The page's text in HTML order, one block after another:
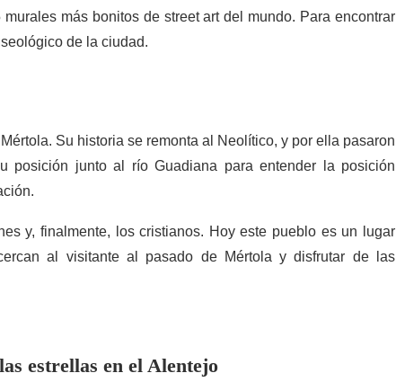
más bonitos de street art del mundo. Para encontrar
de la ciudad.
Su historia se remonta al Neolítico, y por ella pasaron
posición junto al río Guadiana para entender la posición
y, finalmente, los cristianos. Hoy este pueblo es un lugar
al visitante al pasado de Mértola y disfrutar de las
estrellas en el Alentejo